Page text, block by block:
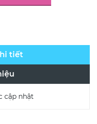
tiết
cập nhật